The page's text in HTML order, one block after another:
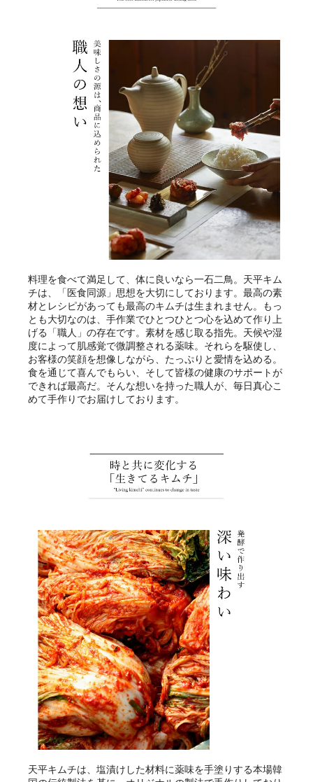
料理を食べて満足して、体に良いなら一石二鳥。天平キム
チは、「医食同源」思想を大切にしております。最高の素
材とレシピがあっても最高のキムチは生まれません。もっ
とも大切なのは、手作業でひとつひとつ心を込めて作り上
げる「職人」の存在です。素材を感じ取る指先。天候や湿
度によって肌感覚で微調整される薬味。それらを駆使し、
お客様の笑顔を想像しながら、たっぷりと愛情を込める。
食を通じて喜んでもらい、そして皆様の健康のサポートが
できれば最高だ。そんな想いを持った職人が、毎日真心こ
めて手作りでお届けしております。
天平キムチは、塩漬けした材料に薬味を手塗りする本場韓